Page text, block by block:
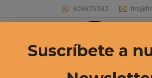
608875383
Buscar:Suscríbete a